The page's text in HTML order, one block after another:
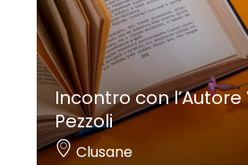
Incontro con
Pezzoli
Clusane